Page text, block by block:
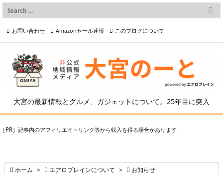
大宮の最新情報とグルメ、ガジェットについて。25年目に突入

メニュー

検索
お問い合わせ Amazonセール速報 このブログについて
プライバシーポリシー等
［PR］記事内のアフィリエイトリンク等から収入を得る場合があります
 ホーム >  エアロプレインについて >  お知らせ